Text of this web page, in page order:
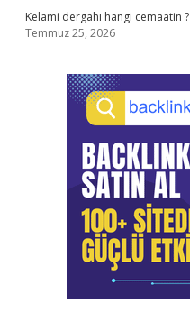
Kelami dergahı hangi cemaatin ?
Temmuz 25, 2026